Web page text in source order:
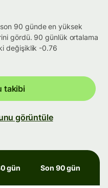
90 günde en yüksek
gördü. 90 günlük ortalama
değişiklik -0.76
takibi
görüntüle
gün Son 90 gün